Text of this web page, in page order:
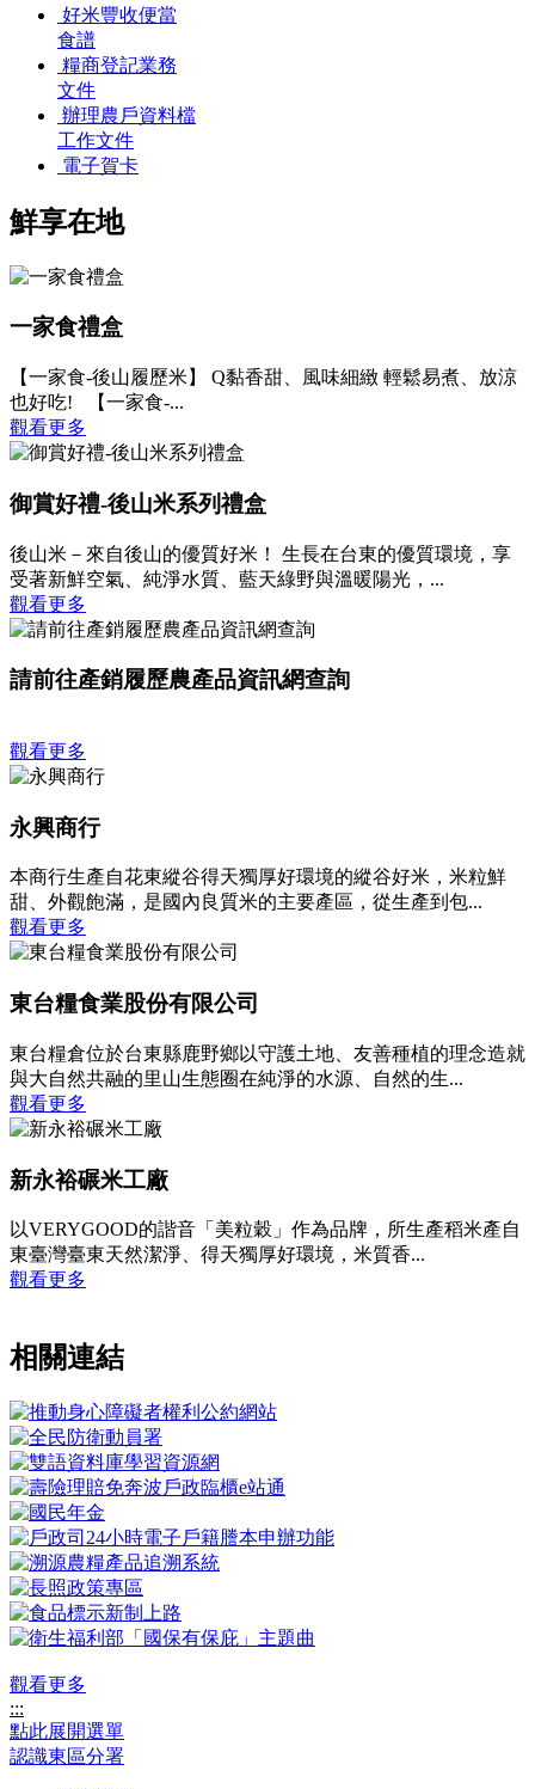
好米豐收便當
食譜
糧商登記業務
文件
辦理農戶資料檔
工作文件
電子賀卡
鮮享在地
一家食禮盒
【一家食-後山履歷米】 Q黏香甜、風味細緻 輕鬆易煮、放涼
也好吃! 【一家食-...
觀看更多
御賞好禮-後山米系列禮盒
後山米－來自後山的優質好米！ 生長在台東的優質環境，享
受著新鮮空氣、純淨水質、藍天綠野與溫暖陽光，...
觀看更多
請前往產銷履歷農產品資訊網查詢
觀看更多
永興商行
本商行生產自花東縱谷得天獨厚好環境的縱谷好米，米粒鮮
甜、外觀飽滿，是國內良質米的主要產區，從生產到包...
觀看更多
東台糧食業股份有限公司
東台糧倉位於台東縣鹿野鄉以守護土地、友善種植的理念造就
與大自然共融的里山生態圈在純淨的水源、自然的生...
觀看更多
新永裕碾米工廠
以VERYGOOD的諧音「美粒穀」作為品牌，所生產稻米產自
東臺灣臺東天然潔淨、得天獨厚好環境，米質香...
觀看更多
相關連結
觀看更多
:::
點此展開選單
認識東區分署